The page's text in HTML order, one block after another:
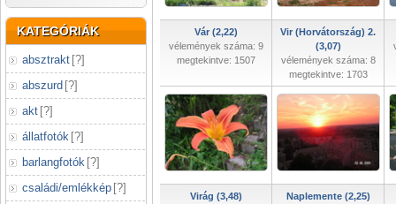
KATEGÓRIÁK
absztrakt [?]
abszurd [?]
akt [?]
állatfotók [?]
barlangfotók [?]
családi/emlékkép [?]
Vár (2,22)
vélemények száma: 9
megtekintve: 1507
Vir (Horvátország) 2.
(3,07)
vélemények száma: 8
megtekintve: 1703
Virág (3,48)
Naplemente (2,25)